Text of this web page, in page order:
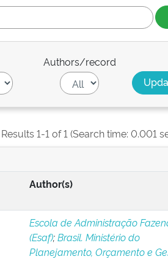
Authors/record
Results 1-1 of 1 (Search time: 0.001
Author(s)
Escola de Administração
(Esaf);Brasil. Ministério do
Planejamento, Orçamento e